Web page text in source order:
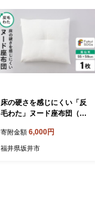
床の硬さを感じにくい「反
毛わた」ヌード座布団（銘
20407]
寄附金額 6,000円
福井県坂井市